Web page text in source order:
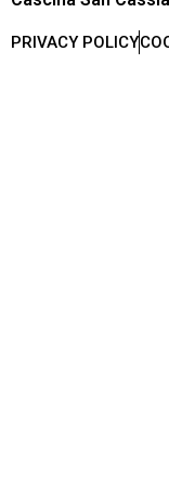
PRIVACY POLICY